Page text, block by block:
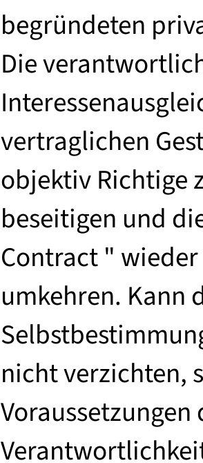
begründeten
Die
vertraglichen
objektiv Richtige
beseitigen und
Contract "
umkehren. Kann
nicht verzichten,